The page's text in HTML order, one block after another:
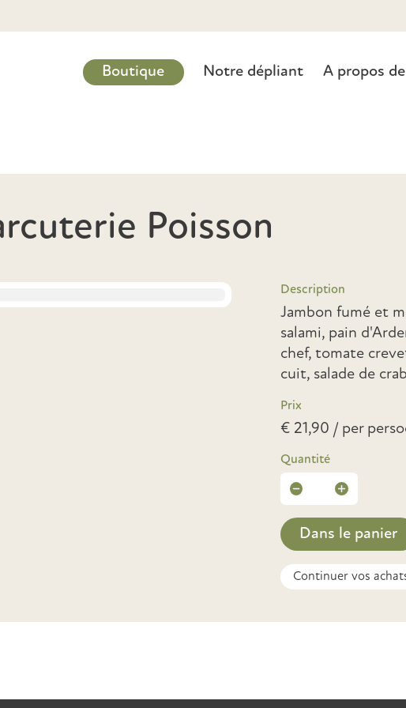
Boutique Notre dépliant A propos
Poisson
Description
Jambon fumé et
salami, pain
chef, tomate
cuit, salade de
Prix
€ 21,90 / per
Quantité
Dans le panier
Continuer vos